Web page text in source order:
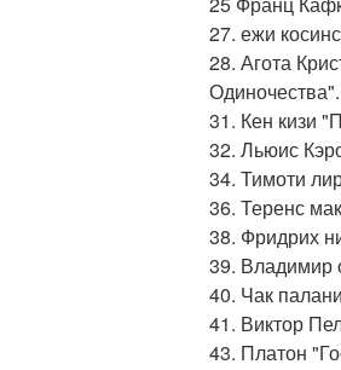
27. ежи
28. Агота
Одиночества".
31. Кен кизи
32. Льюис
34. Тимоти
36. Теренс
38. Фридрих
39. Владимир
40. Чак
41. Виктор
43. Платон